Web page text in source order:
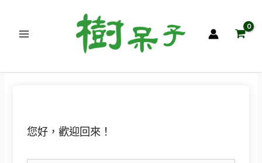
內
您好，歡迎回來！